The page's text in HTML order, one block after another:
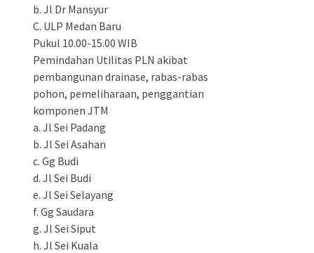
b. Jl Dr Mansyur
C. ULP Medan Baru
Pukul 10.00-15.00 WIB
Pemindahan Utilitas PLN akibat
pembangunan drainase, rabas-rabas
pohon, pemeliharaan, penggantian
komponen JTM
a. Jl Sei Padang
b. Jl Sei Asahan
c. Gg Budi
d. Jl Sei Budi
e. Jl Sei Selayang
f. Gg Saudara
g. Jl Sei Siput
h. Jl Sei Kuala